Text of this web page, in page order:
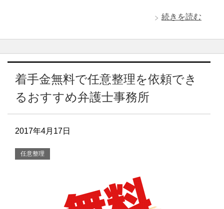
続きを読む
着手金無料で任意整理を依頼でき
るおすすめ弁護士事務所
2017年4月17日
任意整理